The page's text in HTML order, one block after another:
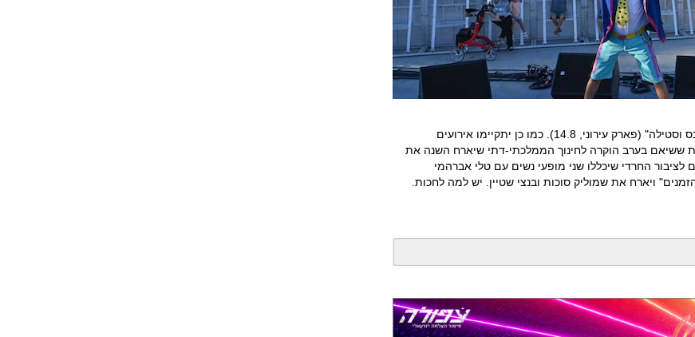
את הקיץ ינעלו הופעות של "משפחת ספיר" והצמד "נס וסטילה" (פארק עירוני, 14.8). כמו כן יתקיימו אירועים
ששיאם בערב הוקרה לחינוך הממלכתי-דתי שיארח השנה את
לציבור החרדי שיכללו שני מופעי נשים עם טלי אברהמי
ויארח את שמוליק סוכות ובנצי שטיין. יש למה לחכות.